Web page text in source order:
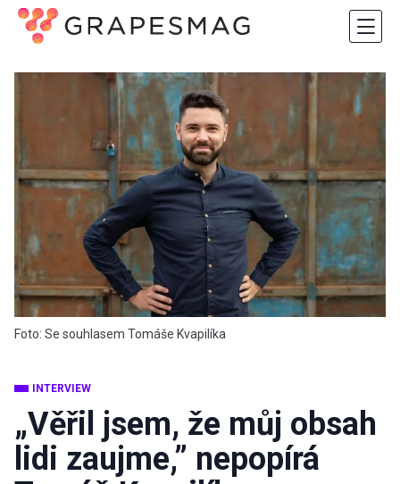
Foto: Se souhlasem Tomáše Kvapilíka
INTERVIEW
„Věřil jsem, že můj obsah
lidi zaujme,” nepopírá